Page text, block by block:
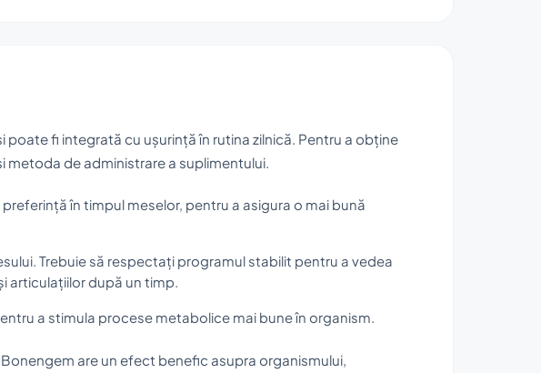
poate fi integrată cu ușurință în rutina zilnică. Pentru a obține
de administrare a suplimentului.
în timpul meselor, pentru a asigura o mai bună
Trebuie să respectați programul stabilit pentru a vedea
articulațiilor după un timp.
a stimula procese metabolice mai bune în organism.
are un efect benefic asupra organismului,